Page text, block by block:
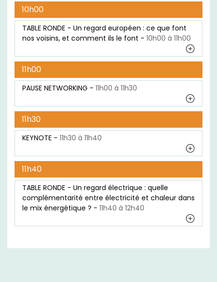
10h00
TABLE RONDE - Un regard européen : ce que font
nos voisins, et comment ils le font -
10h00 à 11h00
11h00
PAUSE NETWORKING - 11h00 à 11h30
11h30
KEYNOTE - 11h30 à 11h40
11h40
TABLE RONDE - Un regard électrique : quelle
complémentarité entre électricité et chaleur dans
le mix énergétique ? -
11h40 à 12h40